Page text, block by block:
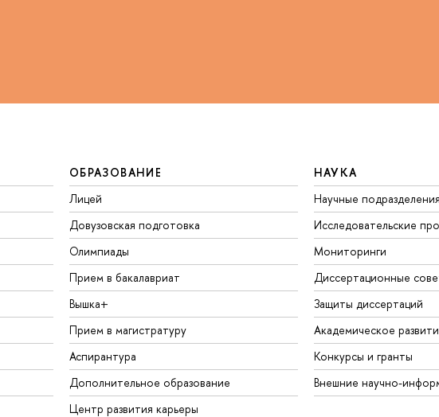
ОБРАЗОВАНИЕ
Лицей
Довузовская подготовка
Олимпиады
Прием в бакалавриат
Вышка+
Прием в магистратуру
Аспирантура
Дополнительное образование
Центр развития карьеры
НАУКА
Научные подразделения
Исследовательские
Мониторинги
Диссертационные
Защиты диссертаций
Академическое
Конкурсы и гранты
Внешние научно-